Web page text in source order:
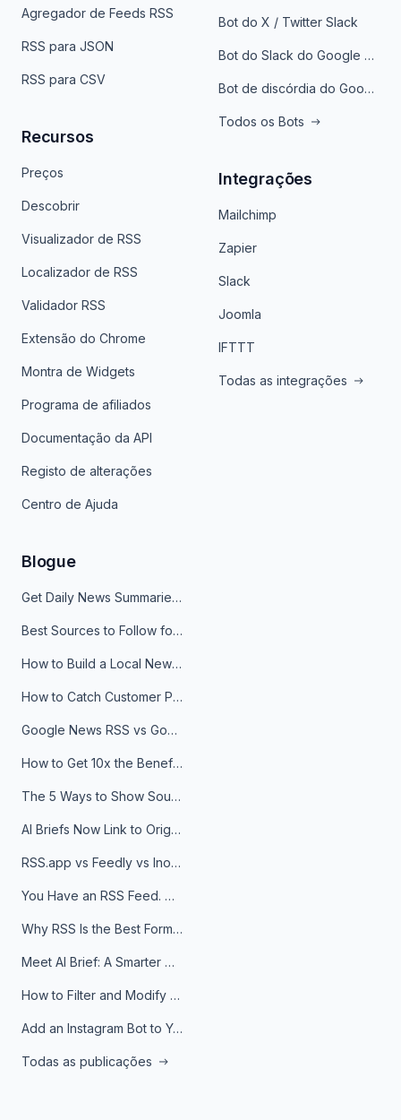
Agregador de Feeds RSS
RSS para JSON
RSS para CSV
Recursos
Preços
Descobrir
Visualizador de RSS
Localizador de RSS
Validador RSS
Extensão do Chrome
Montra de Widgets
Programa de afiliados
Documentação da API
Registo de alterações
Centro de Ajuda
Bot do X / Twitter Slack
Bot do Slack do Google Notícias
Bot de discórdia do Google News
Todos os Bots
Integrações
Mailchimp
Zapier
Slack
Joomla
IFTTT
Todas as integrações
Blogue
Get Daily News Summaries About Any Topic in Telegram, Discord, Slack, and Email
Best Sources to Follow for Crypto News in Your Reader (2026)
How to Build a Local News Hub That Updates Itself
How to Catch Customer Problems Before They Become Support Tickets
Google News RSS vs Google Alerts: Which Is Better for News Monitoring?
How to Get 10x the Benefits of Google Alerts
The 5 Ways to Show Sources in Your AI Brief, And When to Use Each
AI Briefs Now Link to Original Sources. Here's Why It Matters
RSS.app vs Feedly vs Inoreader: Which One Is Actually Right for You?
You Have an RSS Feed. Now What?
Why RSS Is the Best Format for AI Agents in 2026
Meet AI Brief: A Smarter Way to Stay on Top of Information
How to Filter and Modify RSS Feeds
Add an Instagram Bot to Your Telegram Channel, Group, or Topic
Todas as publicações